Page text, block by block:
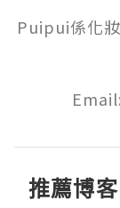
Puipui係化
推薦博客